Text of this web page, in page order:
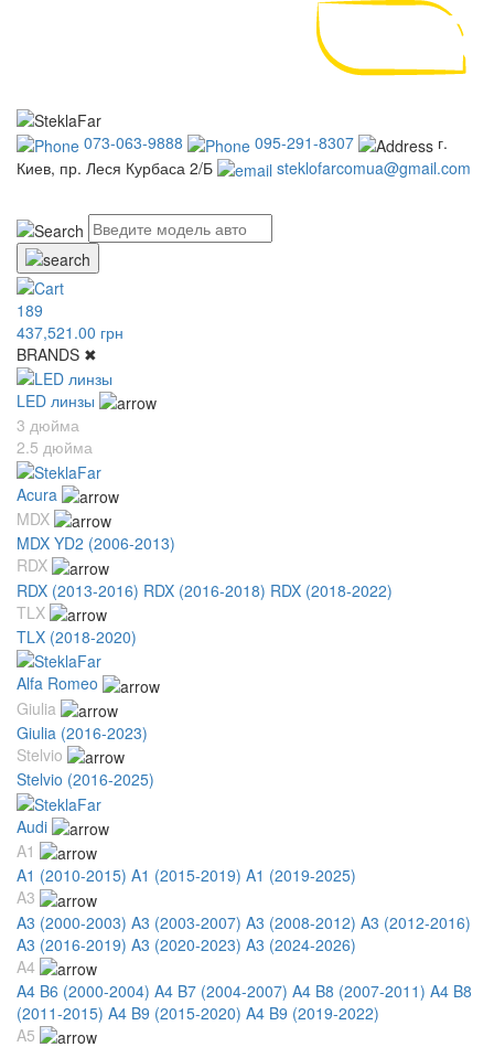
073-063-9888 095-291-8307
г.
Киев, пр. Леся Курбаса 2/Б
steklofarcomua@gmail.com
189
437,521.00 грн
BRANDS ✖
LED линзы
3 дюйма
2.5 дюйма
Acura
MDX
MDX YD2 (2006-2013)
RDX
RDX (2013-2016) RDX (2016-2018) RDX (2018-2022)
TLX
TLX (2018-2020)
Alfa Romeo
Giulia
Giulia (2016-2023)
Stelvio
Stelvio (2016-2025)
Audi
A1
A1 (2010-2015) A1 (2015-2019) A1 (2019-2025)
A3
A3 (2000-2003) A3 (2003-2007) A3 (2008-2012) A3 (2012-2016)
A3 (2016-2019) A3 (2020-2023) A3 (2024-2026)
A4
A4 B6 (2000-2004) A4 B7 (2004-2007) A4 B8 (2007-2011) A4 B8
(2011-2015) A4 B9 (2015-2020) A4 B9 (2019-2022)
A5